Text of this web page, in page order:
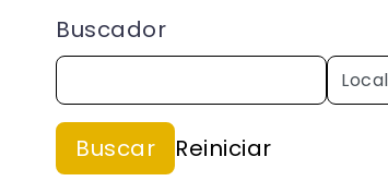
Buscador